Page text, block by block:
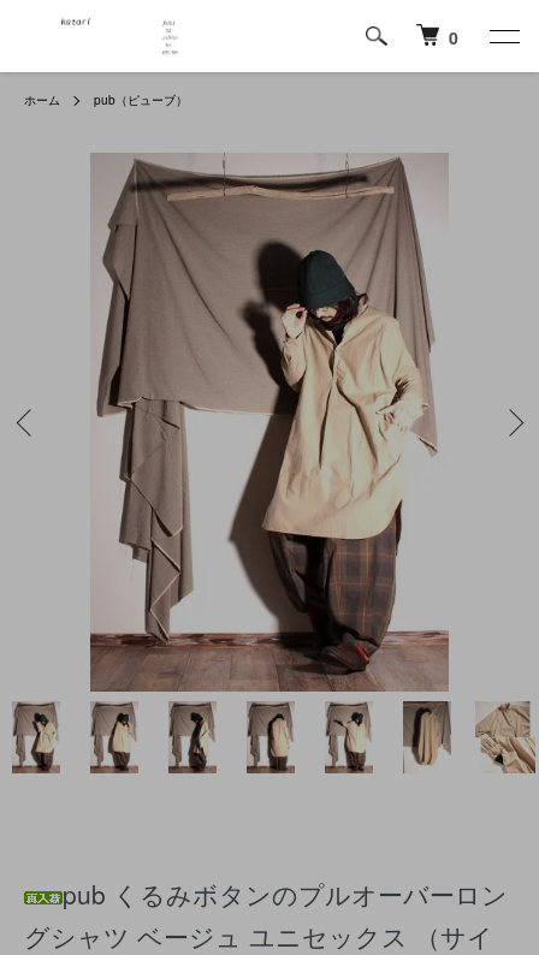
0
ホーム pub（ピューブ）
pub くるみボタンのプルオーバーロン
グシャツ ベージュ ユニセックス （サイ